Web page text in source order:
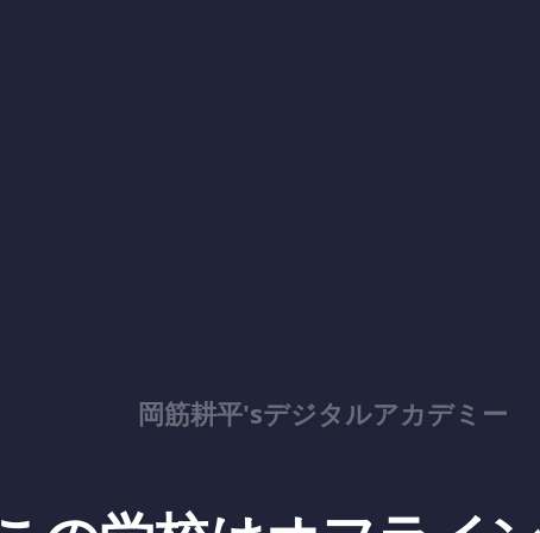
岡筋耕平'sデジタルアカデミー